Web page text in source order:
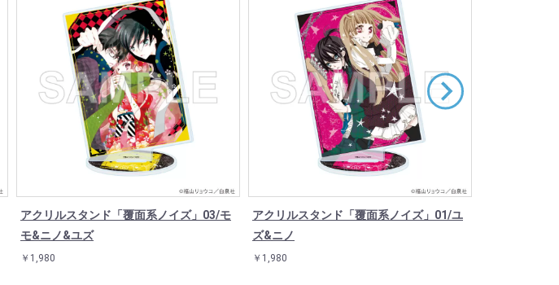
アクリルスタンド「覆面系ノイズ」03/モ
モ&ニノ&ユズ
￥1,980
アクリルスタンド「覆面系ノイズ」01/ユ
ズ&ニノ
￥1,980